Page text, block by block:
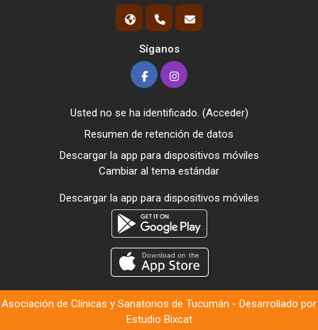
Síganos
Usted no se ha identificado. (Acceder)
Resumen de retención de datos
Descargar la app para dispositivos móviles
Cambiar al tema estándar
Descargar la app para dispositivos móviles
Asociación de Clínicas y Sanatorios de Tucumán - Desarrollado por
Estudio Bixcat